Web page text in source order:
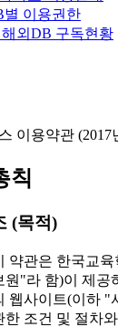
별 이용권한
외DB 구독현황
이용약관 (2017
칙
(목적)
약관은 한국교
원"라 함)이 제공
웹사이트(이하 "
한 조건 및 절차